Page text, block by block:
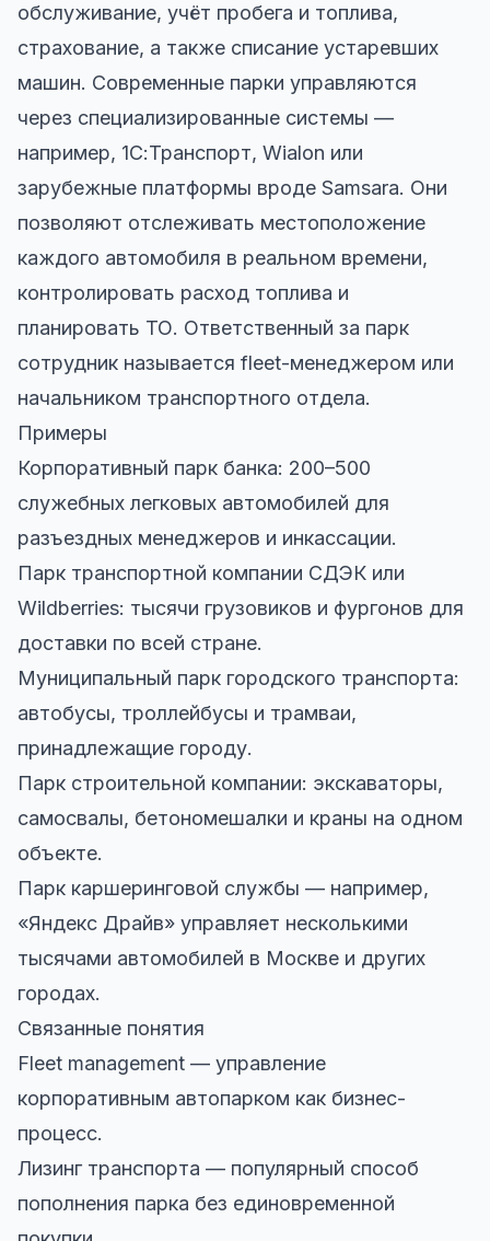
обслуживание, учёт пробега и топлива,
страхование, а также списание устаревших
машин. Современные парки управляются
через специализированные системы —
например, 1С:Транспорт, Wialon или
зарубежные платформы вроде Samsara. Они
позволяют отслеживать местоположение
каждого автомобиля в реальном времени,
контролировать расход топлива и
планировать ТО. Ответственный за парк
сотрудник называется fleet-менеджером или
начальником транспортного отдела.
Примеры
Корпоративный парк банка: 200–500
служебных легковых автомобилей для
разъездных менеджеров и инкассации.
Парк транспортной компании СДЭК или
Wildberries: тысячи грузовиков и фургонов для
доставки по всей стране.
Муниципальный парк городского транспорта:
автобусы, троллейбусы и трамваи,
принадлежащие городу.
Парк строительной компании: экскаваторы,
самосвалы, бетономешалки и краны на одном
объекте.
Парк каршеринговой службы — например,
«Яндекс Драйв» управляет несколькими
тысячами автомобилей в Москве и других
городах.
Связанные понятия
Fleet management — управление
корпоративным автопарком как бизнес-
процесс.
Лизинг транспорта — популярный способ
пополнения парка без единовременной